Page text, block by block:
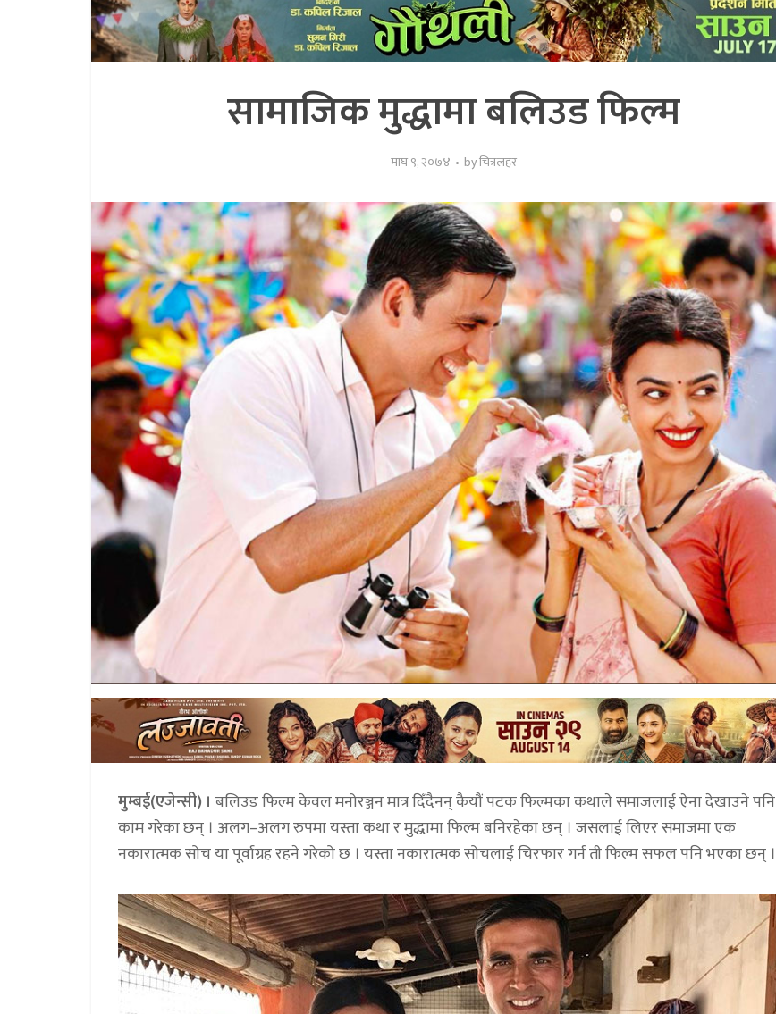
सामाजिक मुद्धामा बलिउड फिल्म
माघ ९, २०७४ byचित्रलहर
मुम्बई(एजेन्सी) । बलिउड फिल्म केवल मनोरञ्जन मात्र दिँदैनन् कैयौं पटक फिल्मका कथाले समाजलाई ऐना देखाउने पनि
काम गरेका छन् । अलग–अलग रुपमा यस्ता कथा र मुद्धामा फिल्म बनिरहेका छन् । जसलाई लिएर समाजमा एक
नकारात्मक सोच या पूर्वाग्रह रहने गरेको छ । यस्ता नकारात्मक सोचलाई चिरफार गर्न ती फिल्म सफल पनि भएका छन् ।